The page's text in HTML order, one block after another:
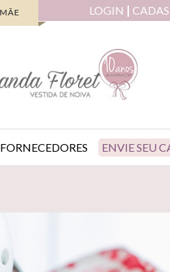
LOGIN
FORNECEDORES ENVIE SEU